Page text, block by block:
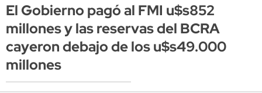
El Gobierno pagó al FMI u$s852
millones y las reservas del BCRA
cayeron debajo de los u$s49.000
millones